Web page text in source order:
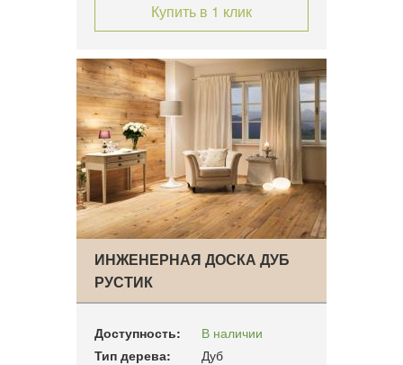
Купить в 1 клик
ИНЖЕНЕРНАЯ ДОСКА ДУБ
РУСТИК
Доступность:
В наличии
Тип дерева:
Дуб